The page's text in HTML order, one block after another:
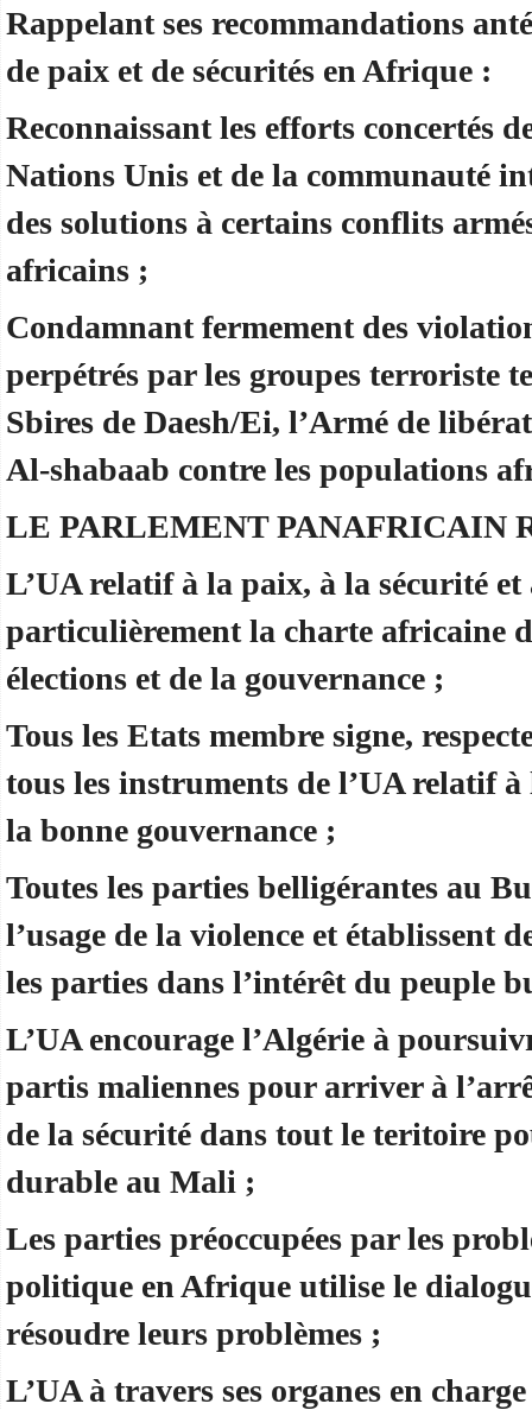
Rappelant ses recommandations
de paix et de sécurités en Afrique :
Reconnaissant les efforts concertés
Nations Unis et de la communauté
des solutions à certains conflits
africains ;
Condamnant fermement des
perpétrés par les groupes terroriste
Sbires de Daesh/Ei, l’Armé de
Al-shabaab contre les populations
LE PARLEMENT PANAFRICAIN
L’UA relatif à la paix, à la sécurité
particulièrement la charte africaine
élections et de la gouvernance ;
Tous les Etats membre signe,
tous les instruments de l’UA relatif
la bonne gouvernance ;
Toutes les parties belligérantes au
l’usage de la violence et établissent
les parties dans l’intérêt du peuple
L’UA encourage l’Algérie à
partis maliennes pour arriver à
de la sécurité dans tout le teritoire
durable au Mali ;
Les parties préoccupées par les
politique en Afrique utilise le
résoudre leurs problèmes ;
L’UA à travers ses organes en